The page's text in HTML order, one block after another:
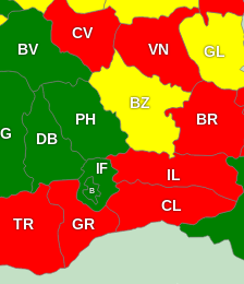
PH
IF
GL
BZ
BR
GR
DB
BV
CV
VN
TR
B
CL
IL